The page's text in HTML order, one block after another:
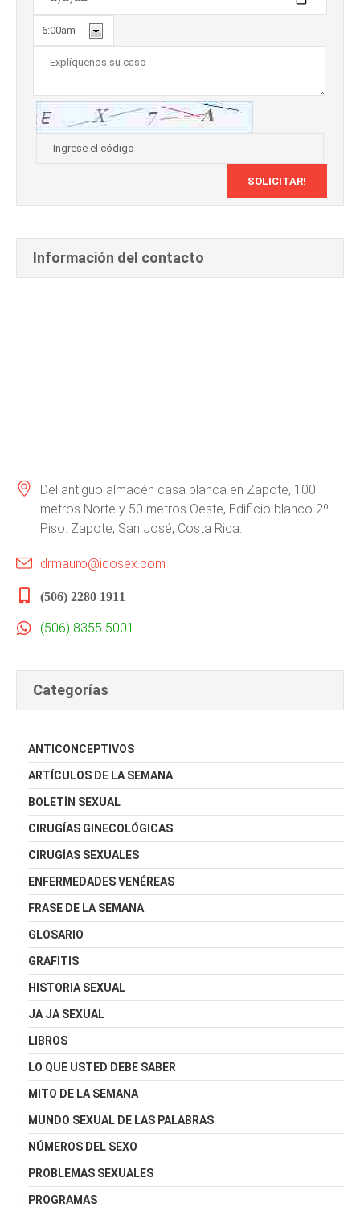
Información del contacto
Del antiguo almacén casa blanca en Zapote, 100
metros Norte y 50 metros Oeste, Edificio blanco 2º
Piso. Zapote, San José, Costa Rica.
drmauro@icosex.com
(506) 2280 1911
(506) 8355 5001
Categorías
ANTICONCEPTIVOS
ARTÍCULOS DE LA SEMANA
BOLETÍN SEXUAL
CIRUGÍAS GINECOLÓGICAS
CIRUGÍAS SEXUALES
ENFERMEDADES VENÉREAS
FRASE DE LA SEMANA
GLOSARIO
GRAFITIS
HISTORIA SEXUAL
JA JA SEXUAL
LIBROS
LO QUE USTED DEBE SABER
MITO DE LA SEMANA
MUNDO SEXUAL DE LAS PALABRAS
NÚMEROS DEL SEXO
PROBLEMAS SEXUALES
PROGRAMAS